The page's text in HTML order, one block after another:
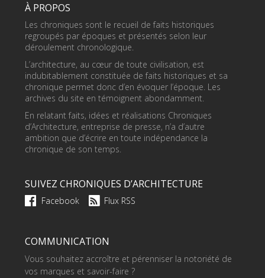
À PROPOS
Les chroniques sont le recueil de faits historiques
regroupés par époques et présentés selon leur
déroulement chronologique.
L’architecture, au cœur de toute civilisation, est
indubitablement constituée de faits historiques et sa
chronique permet donc d’en évoquer l’époque. Les
archives du site en témoignent abondamment.
En relatant faits, idées et réalisations Chroniques
d’Architecture, entreprise de presse, n’a d’autre
ambition que d’écrire en toute indépendance la
chronique de son temps.
SUIVEZ CHRONIQUES D’ARCHITECTURE
Facebook Flux RSS
COMMUNICATION
Vous souhaitez accroître et pérenniser la notoriété de
vos marques et savoir-faire ?